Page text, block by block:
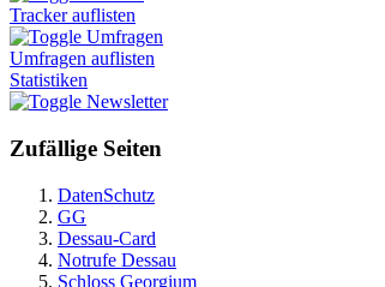
Tracker auflisten
Umfragen
Umfragen auflisten
Statistiken
Newsletter
Zufällige Seiten
DatenSchutz
GG
Dessau-Card
Notrufe Dessau
Schloss Georgium